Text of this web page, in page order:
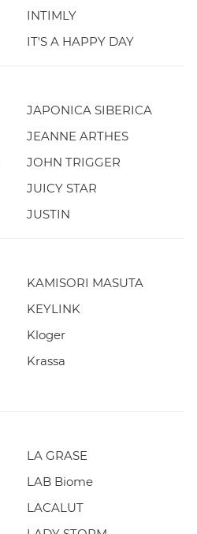
INTIMLY
IT'S A HAPPY DAY
JAPONICA SIBERICA
JEANNE ARTHES
JOHN TRIGGER
JUICY STAR
JUSTIN
KAMISORI MASUTA
KEYLINK
Kloger
Krassa
LA GRASE
LAB Biome
LACALUT